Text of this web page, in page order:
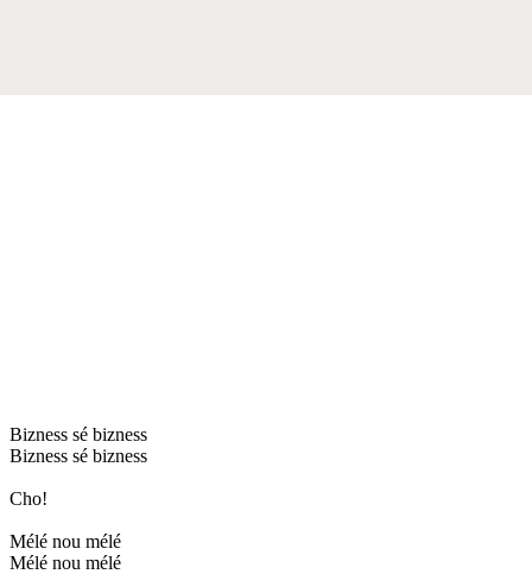
Bizness sé bizness
Bizness sé bizness
Cho!
Mélé nou mélé
Mélé nou mélé